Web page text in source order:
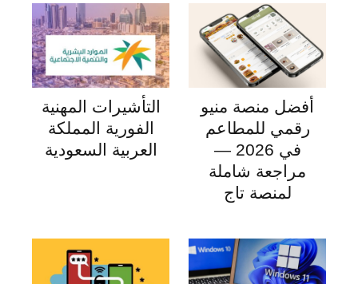
أفضل منصة منيو
رقمي للمطاعم
في 2026 —
مراجعة شاملة
لمنصة تاج
التأشيرات المهنية
الفورية المملكة
العربية السعودية